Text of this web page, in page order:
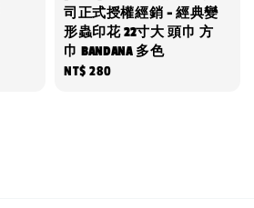
司正式授權經銷 - 經典變
形蟲印花 22寸大 頭巾 方
巾 BANDANA 多色
Regular
NT$ 280